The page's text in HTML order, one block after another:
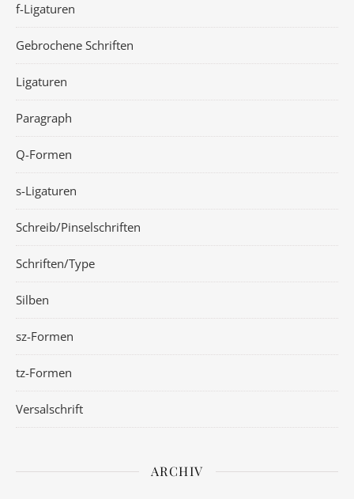
f-Ligaturen
Gebrochene Schriften
Ligaturen
Paragraph
Q-Formen
s-Ligaturen
Schreib/Pinselschriften
Schriften/Type
Silben
sz-Formen
tz-Formen
Versalschrift
ARCHIV